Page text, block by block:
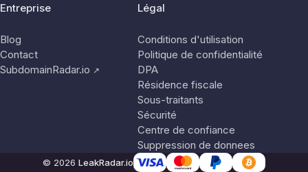
Entreprise
Blog
Contact
SubdomainRadar.io ↗
Légal
Conditions d'utilisation
Politique de confidentialité
DPA
Résidence fiscale
Sous-traitants
Sécurité
Centre de confiance
Suppression de donnees
© 2026 LeakRadar.io